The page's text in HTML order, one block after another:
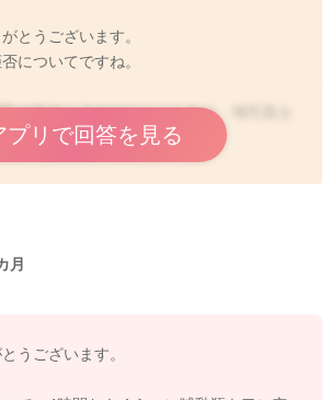
とうございます。
についてですね。
の割合も大きめなこともあり、哺乳瓶を
ご不安だと思います。
今よりも増やすようにしていただきつ
しれません。
かなか難しいかと思いますので、日中の
でもらうことが難しいことがありました
プリで回答を見る
月
うございます。